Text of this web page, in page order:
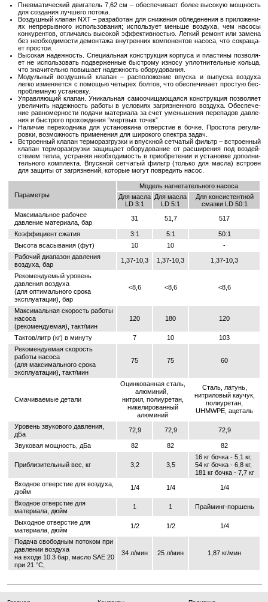
Пнев­ма­ти­че­ский дви­га­тель 7,62 см – обес­пе­чи­ва­ет более вы­со­кую мощ­ность
для со­зда­ния луч­ше­го по­то­ка.
Воз­душ­ный кла­пан NXT – раз­ра­бо­тан для сни­же­ния об­ле­де­не­ния в при­ло­же­ни­
ях непре­рыв­но­го ис­поль­зо­ва­ния; ис­поль­зу­ет мень­ше воз­ду­ха, чем на­со­сы
кон­ку­рен­тов, от­ли­ча­ясь вы­со­кой эф­фек­тив­но­стью. Лег­кий ре­монт или за­ме­на
без необ­хо­ди­мо­сти де­мон­та­жа внут­рен­них ком­по­нен­тов на­со­са, что со­кра­ща­
ет про­стои.
Вы­со­кая на­деж­ность. Спе­ци­аль­ная кон­струк­ция кор­пу­са и пла­сти­ны поз­во­ля­
ет не ис­поль­зо­вать под­вер­жен­ные быст­ро­му из­но­су уплот­ни­тель­ные коль­ца,
что зна­чи­тель­но по­вы­ша­ет на­деж­ность обо­ру­до­ва­ния.
Мо­дуль­ный воз­душ­ный кла­пан – рас­по­ло­же­ние впус­ка и вы­пус­ка воз­ду­ха
легко из­ме­ня­ет­ся с по­мо­щью че­ты­рех бол­тов, что обес­пе­чи­ва­ет про­стую бес­
про­блем­ную уста­нов­ку.
Управ­ля­ю­щий кла­пан. Уни­каль­ная са­мо­очи­ща­ю­ща­я­ся кон­струк­ция поз­во­ля­ет
уве­ли­чить на­деж­ность ра­бо­ты в усло­ви­ях за­гряз­нен­но­го воз­ду­ха. Обес­пе­че­
ние рав­но­мер­но­сти по­да­чи ма­те­ри­а­ла за счет умень­ше­ния пе­ре­па­дов дав­ле­
ния и быст­ро­го про­хож­де­ния “мерт­вых точек”.
На­ли­чие пе­ре­ход­ни­ка для уста­нов­ки­на от­вер­стие в бочке. Про­сто­та ре­гу­ли­
ров­ки, воз­мож­ность при­ме­не­ния для ши­ро­ко­го спек­тра задач.
Встро­ен­ный кла­пан тер­мо­раз­груз­ки и впуск­ной сет­ча­тый фильтр – встро­ен­ный
кла­пан тер­мо­раз­груз­ки за­щи­ща­ет обо­ру­до­ва­ние от рас­ши­ре­ния под воз­дей­
стви­ем тепла, устра­няя необ­хо­ди­мость в при­об­ре­те­нии и уста­нов­ке до­пол­ни­
тель­но­го ком­плек­та. Впуск­ной сет­ча­тый фильтр (толь­ко для масла) встро­ен
для за­щи­ты от за­гряз­не­ний, ко­то­рые могут по­вре­дить насос.
Параметры
Модель нагнетательного насоса
Для масла
LD 3:1
Для масла
LD 5:1
Для консистентной
смазки LD 50:1
Максимальное рабочее
давление материала, бар
31 51,7 517
Коэффициент сжатия 3:1 5:1
50:1
Высота всасывания (фут)
10 10
-
Рабочий диапазон давления
воздуха, бар
1,37-10,3 1,37-10,3 1,37-10,3
Рекомендуемый уровень
давления воздуха
(для оптимального срока
эксплуатации), бар
<8,6 <8,6 <8,6
Максимальная скорость работы
насоса
(рекомендуемая), такт/мин
120 180 120
Тактов/литр (кг) в минуту 7 10
103
Рекомендуемая скорость
работы насоса
(для максимального срока
эксплуатации), такт/мин
75 75 60
Смачиваемые детали
Оцинкованная сталь,
алюминий,
нитрил, полиуретан,
никелированный
алюминий
Сталь, латунь,
нитриловый каучук,
полиуретан,
UHMWPE, ацеталь
Уровень звукового давления,
дБа
72,9 72,9 72,9
Звуковая мощность, дБа 82 82 82
Приблизительный вес, кг 3,2 3,5
16 кг бочка - 5,1 кг,
54 кг бочка - 6,8 кг,
181 кг бочка - 7,7 кг
Входное отверстие для воздуха,
дюйм
1/4 1/4 1/4
Входное отверстие для
материала, дюйм
1 1 Прайминг-поршень
Выходное отверстие для
материала, дюйм
1/2 1/2 1/4
Подача свободным потоком при
давлении воздуха
на входе 10.3 бар, масло SAE 20
при 21 °C,
34 л/мин 25 л/мин 1,87 кг/мин